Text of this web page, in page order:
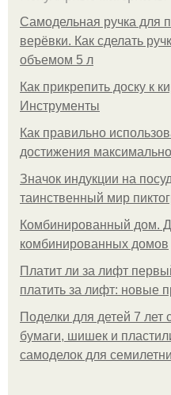
Самодельная ручка для
верёвки. Как сделать
объемом 5 л
Как прикрепить доску к
Инструменты
Как правильно
достижения
Значок индукции на
таинственный мир
Комбинированный дом.
комбинированных домов
Платит ли за лифт
платить за лифт: новые
Поделки для детей 7 лет
бумаги, шишек и
самоделок для